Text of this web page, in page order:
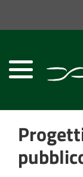
Amministrativi
(L.R.
Siciliana
Società
Trasparente